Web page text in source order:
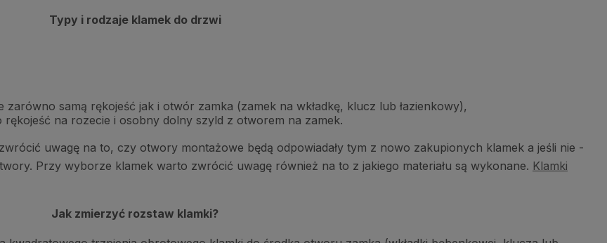
Typy i rodzaje klamek do drzwi
zarówno samą rękojeść jak i otwór zamka (zamek na wkładkę, klucz lub łazienkowy),
na rozecie i osobny dolny szyld z otworem na zamek.
uwagę na to, czy otwory montażowe będą odpowiadały tym z nowo zakupionych klamek a jeśli nie -
Przy wyborze klamek warto zwrócić uwagę również na to z jakiego materiału są wykonane. Klamki
Jak zmierzyć rozstaw klamki?